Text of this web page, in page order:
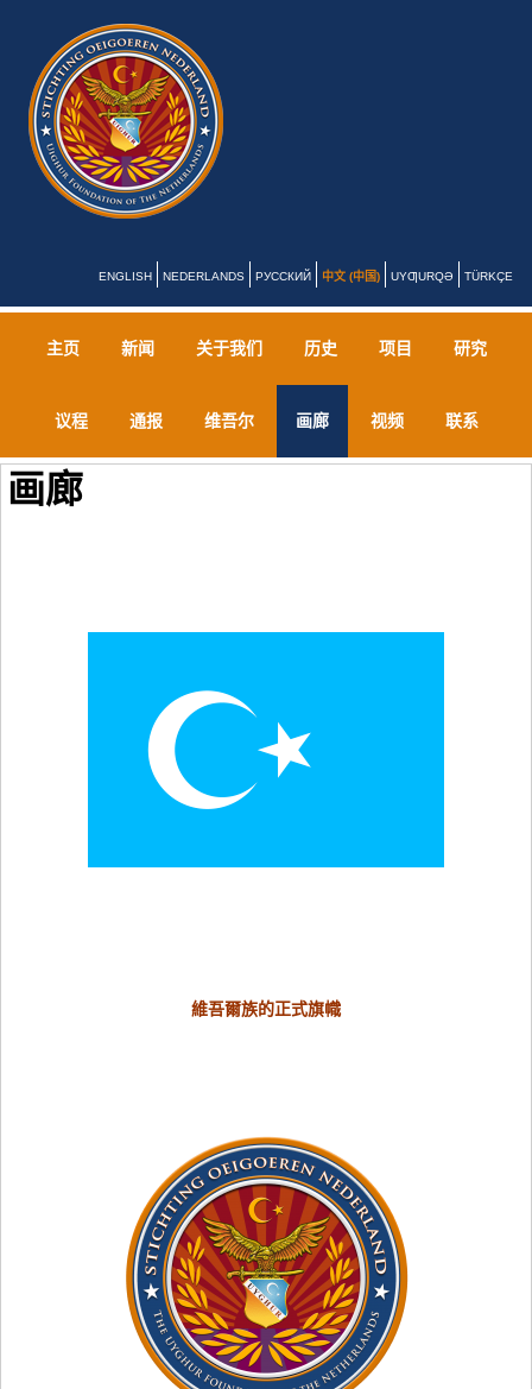
ENGLISH NEDERLANDS РУССКИЙ 中文 (中国) UYƢURQƏ TÜRKÇE
主页 新闻 关于我们 历史 项目 研究
议程 通报 维吾尔 画廊 视频 联系
画廊
維吾爾族的正式旗幟